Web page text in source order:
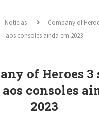
Notícias
Company of
aos consoles ainda em 2023
of Heroes 3
consoles
2023